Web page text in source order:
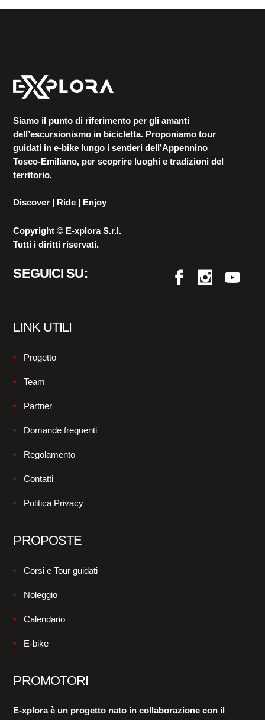
Siamo il punto di riferimento per gli amanti
dell’escursionismo in bicicletta. Proponiamo tour
guidati in e-bike lungo i sentieri dell’Appennino
Tosco-Emiliano, per scoprire luoghi e tradizioni del
territorio.
Discover | Ride | Enjoy
Copyright © E-xplora S.r.l.
Tutti i diritti riservati.
SEGUICI SU:
LINK UTILI
Progetto
Team
Partner
Domande frequenti
Regolamento
Contatti
Politica Privacy
PROPOSTE
Corsi e Tour guidati
Noleggio
Calendario
E-bike
PROMOTORI
E-xplora è un progetto nato in collaborazione con il